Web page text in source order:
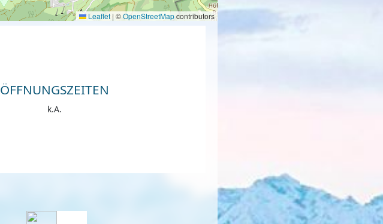
Leaflet | ©OpenStreetMapcontributors
ÖFFNUNGSZEITEN
k.A.